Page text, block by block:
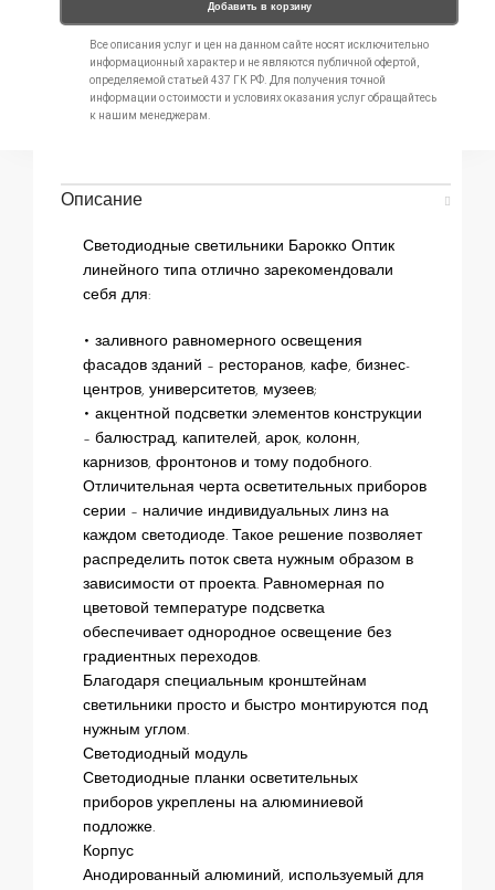
Добавить в корзину
Все описания услуг и цен на данном сайте носят исключительно
информационный характер и не являются публичной офертой,
определяемой статьей 437 ГК РФ. Для получения точной
информации о стоимости и условиях оказания услуг обращайтесь
к нашим менеджерам.
Описание
Светодиодные светильники Барокко Оптик
линейного типа отлично зарекомендовали
себя для:
• заливного равномерного освещения
фасадов зданий – ресторанов, кафе, бизнес-
центров, университетов, музеев;
• акцентной подсветки элементов конструкции
– балюстрад, капителей, арок, колонн,
карнизов, фронтонов и тому подобного.
Отличительная черта осветительных приборов
серии – наличие индивидуальных линз на
каждом светодиоде. Такое решение позволяет
распределить поток света нужным образом в
зависимости от проекта. Равномерная по
цветовой температуре подсветка
обеспечивает однородное освещение без
градиентных переходов.
Благодаря специальным кронштейнам
светильники просто и быстро монтируются под
нужным углом.
Светодиодный модуль
Светодиодные планки осветительных
приборов укреплены на алюминиевой
подложке.
Корпус
Анодированный алюминий, используемый для